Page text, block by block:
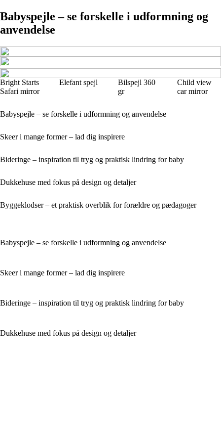
Babyspejle – se forskelle i udformning og
anvendelse
Bright Starts
Safari mirror
Elefant spejl
Bilspejl 360
gr
Child view
car mirror
Babyspejle – se forskelle i udformning og anvendelse
Skeer i mange former – lad dig inspirere
Bideringe – inspiration til tryg og praktisk lindring for baby
Dukkehuse med fokus på design og detaljer
Byggeklodser – et praktisk overblik for forældre og pædagoger
Babyspejle – se forskelle i udformning og anvendelse
Skeer i mange former – lad dig inspirere
Bideringe – inspiration til tryg og praktisk lindring for baby
Dukkehuse med fokus på design og detaljer